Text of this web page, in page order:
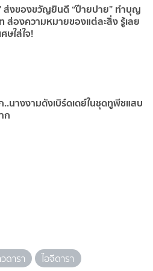
ส่งของขวัญยินดี “ป๊ายปาย” ทำบุญ
ส่องความหมายของแต่ละสิ่ง รู้เลย
ษใส่ใจ!
..นางงามดังเบิร์ดเดย์ในชุดทูพีชแสบ
ก
ดารา
ไอจีดารา